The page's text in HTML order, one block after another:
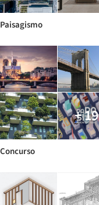
Paisagismo
+ 19
Concurso